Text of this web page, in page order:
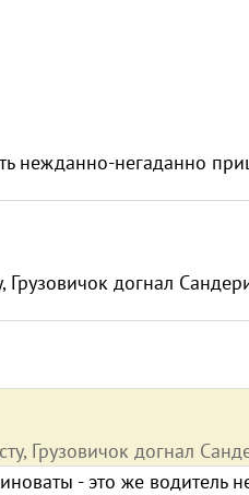
нежданно-негаданно
Грузовичок догнал
Грузовичок догнал
- это же водитель